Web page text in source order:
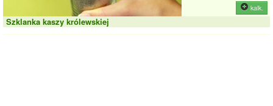
kalk.
Szklanka kaszy królewskiej